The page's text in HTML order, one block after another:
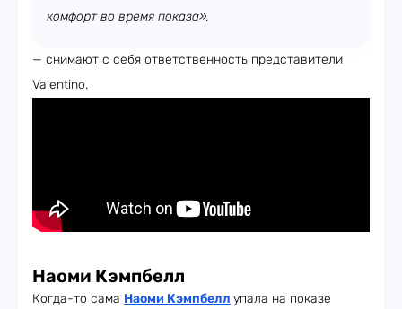
комфорт во время показа»,
— снимают с себя ответственность представители
Valentino.
Наоми Кэмпбелл
Когда-то сама Наоми Кэмпбелл упала на показе